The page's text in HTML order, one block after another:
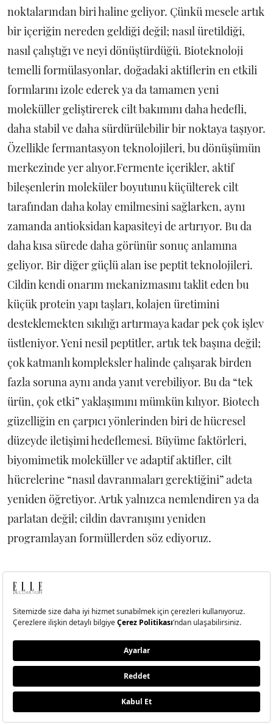
noktalarından biri haline geliyor. Çünkü mesele artık
bir içeriğin nereden geldiği değil; nasıl üretildiği,
nasıl çalıştığı ve neyi dönüştürdüğü. Bioteknoloji
temelli formülasyonlar, doğadaki aktiflerin en etkili
formlarını izole ederek ya da tamamen yeni
moleküller geliştirerek cilt bakımını daha hedefli,
daha stabil ve daha sürdürülebilir bir noktaya taşıyor.
Özellikle fermantasyon teknolojileri, bu dönüşümün
merkezinde yer alıyor.Fermente içerikler, aktif
bileşenlerin moleküler boyutunu küçülterek cilt
tarafından daha kolay emilmesini sağlarken, aynı
zamanda antioksidan kapasiteyi de artırıyor. Bu da
daha kısa sürede daha görünür sonuç anlamına
geliyor. Bir diğer güçlü alan ise peptit teknolojileri.
Cildin kendi onarım mekanizmasını taklit eden bu
küçük protein yapı taşları, kolajen üretimini
desteklemekten sıkılığı artırmaya kadar pek çok işlev
üstleniyor. Yeni nesil peptitler, artık tek başına değil;
çok katmanlı kompleksler halinde çalışarak birden
fazla soruna aynı anda yanıt verebiliyor. Bu da “tek
ürün, çok etki” yaklaşımını mümkün kılıyor. Biotech
güzelliğin en çarpıcı yönlerinden biri de hücresel
düzeyde iletişimi hedeflemesi. Büyüme faktörleri,
biyomimetik moleküller ve adaptif aktifler, cilt
hücrelerine “nasıl davranmaları gerektiğini” adeta
yeniden öğretiyor. Artık yalnızca nemlendiren ya da
parlatan değil; cildin davranışını yeniden
programlayan formüllerden söz ediyoruz.